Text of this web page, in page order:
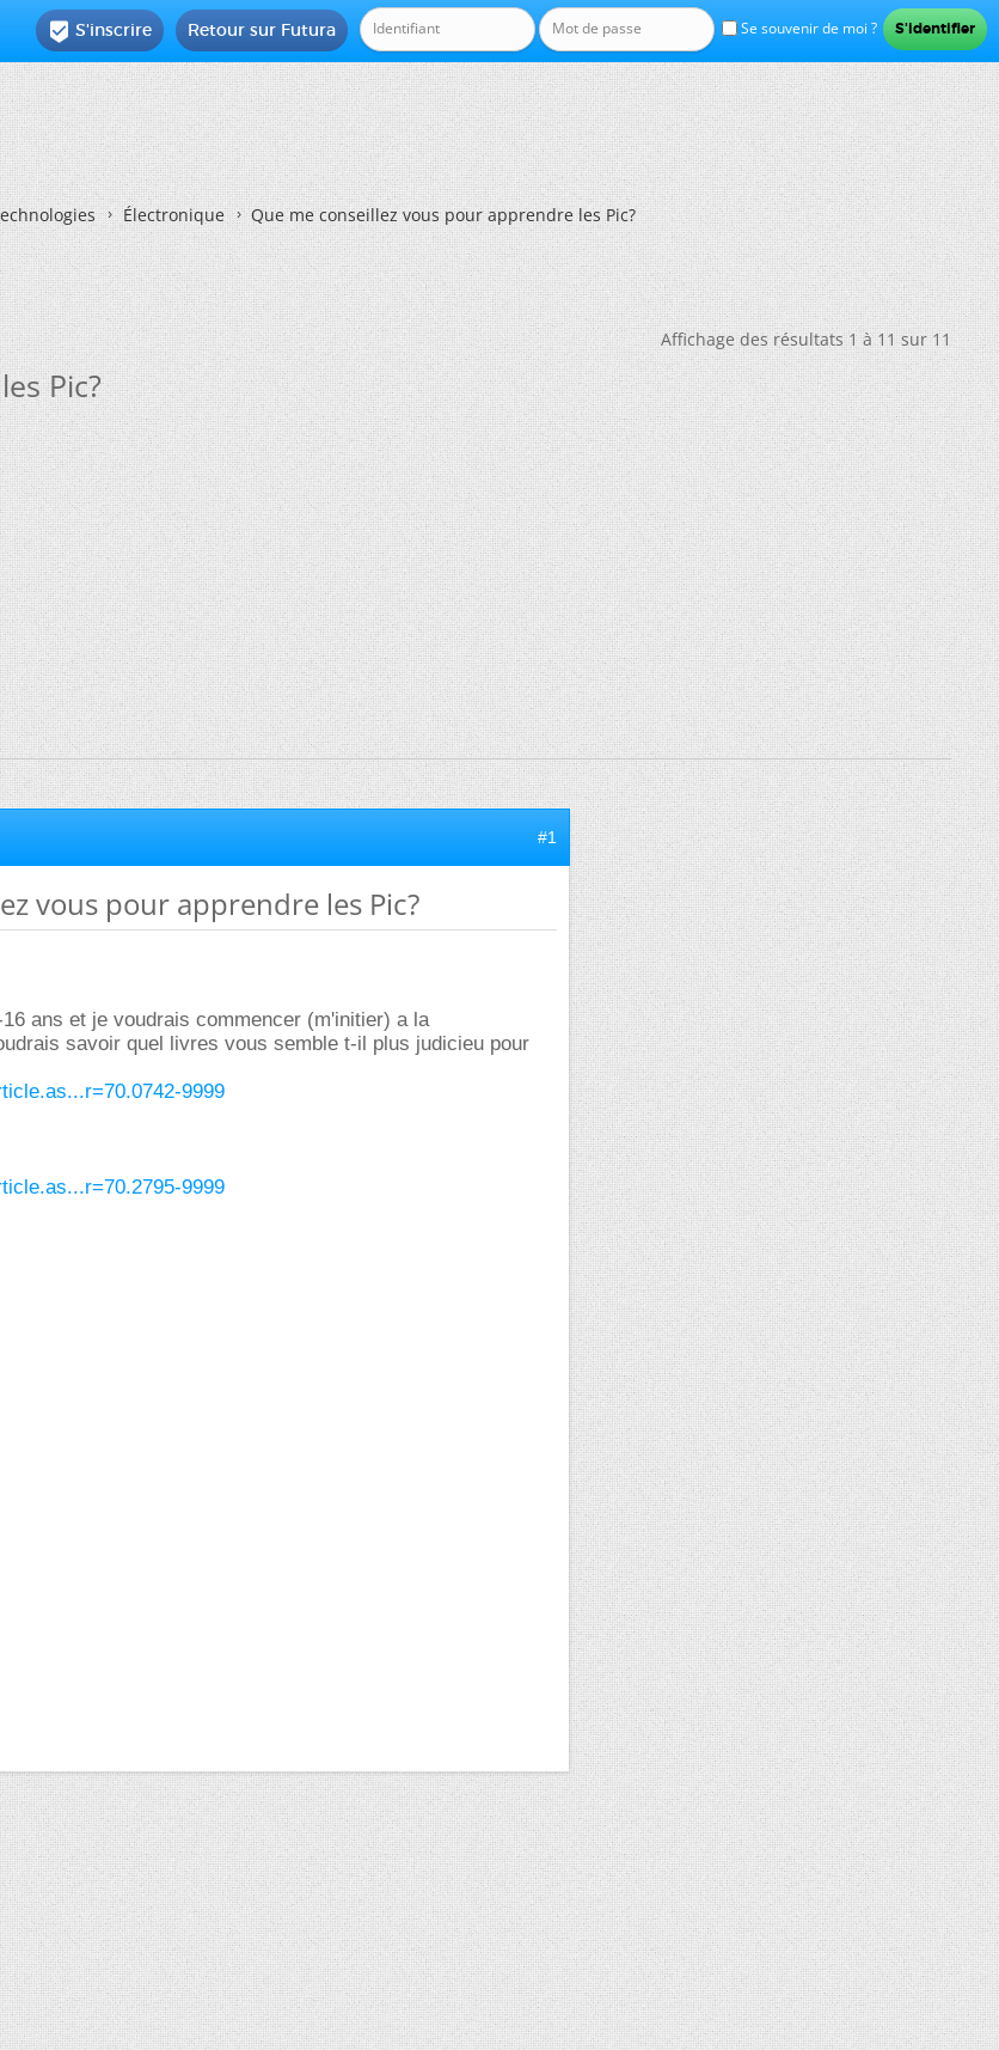
Se souvenir de moi ?
Retour sur Futura
 S'inscrire
Électronique Que me conseillez vous pour apprendre les Pic?
Affichage des résultats 1 à 11 sur 11
Pic?
#1
vous pour apprendre les Pic?
ans et je voudrais commencer (m'initier) a la
savoir quel livres vous semble t-il plus judicieu pour
9999
9999